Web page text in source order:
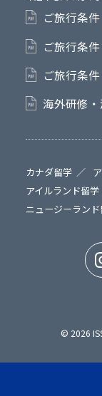
ご旅行条
ご旅行条
ご旅行条
海外研修
カナダ留学
アイルランド留学
ニュージーラン
© 2026